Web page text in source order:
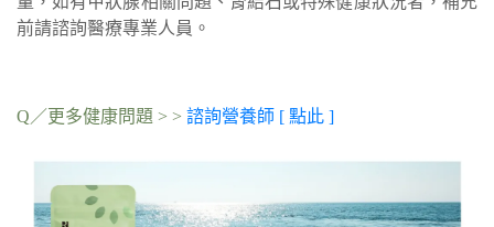
前請諮詢醫療專業人員。
Q／更多健康問題 > > 諮詢營養師 [ 點此 ]